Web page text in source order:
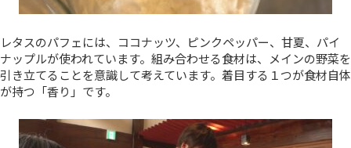
レタスのパフェには、ココナッツ、ピンクペッパー、甘夏、パイ
ナップルが使われています。組み合わせる食材は、メインの野菜を
引き立てることを意識して考えています。着目する１つが食材自体
が持つ「香り」です。